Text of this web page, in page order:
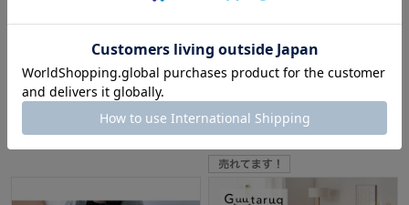
BELLE MAISON DAYS
最大40%OFF
¥3,815～¥7,641（税込）
BELLE MAISON DAYS
特別価格
¥3,991～¥6,290
(129)